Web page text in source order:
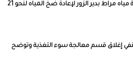
تأهيل محطة مياه مراط بدير الزور لإعادة ضخ المياه لنحو 21
إغلاق قسم معالجة سوء التغذية وتوضح